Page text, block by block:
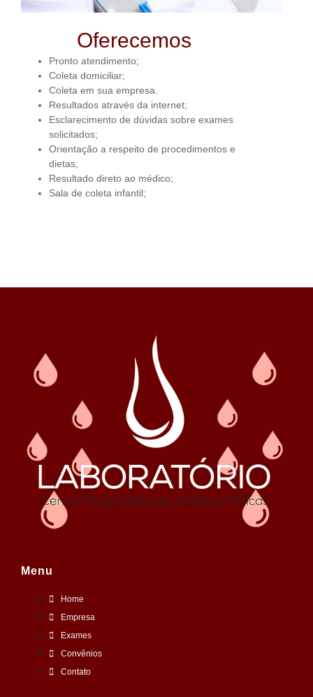
Oferecemos
Pronto atendimento;
Coleta domiciliar;
Coleta em sua empresa.
Resultados através da internet;
Esclarecimento de dúvidas sobre exames
solicitados;
Orientação a respeito de procedimentos e
dietas;
Resultado direto ao médico;
Sala de coleta infantil;
Menu
Home
Empresa
Exames
Convênios
Contato